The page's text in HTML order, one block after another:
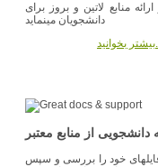
در ارائه منابع لاتین و بروز برای
دانشجویان مینماید
دانشجویی از منابع معتبر
فایلهای خود را بررسی و سپس